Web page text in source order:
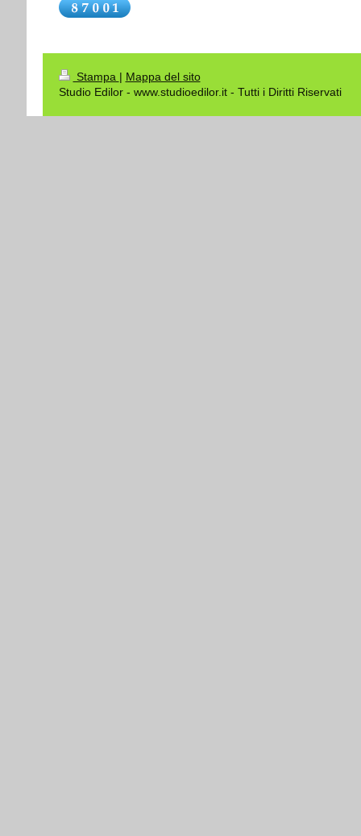
Stampa | Mappa del sito
Studio Edilor - www.studioedilor.it - Tutti i Diritti Riservati